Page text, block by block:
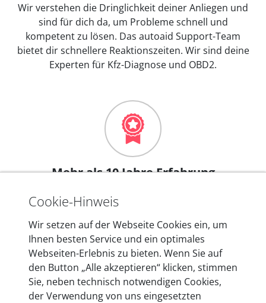
Wir verstehen die Dringlichkeit deiner Anliegen und
sind für dich da, um Probleme schnell und
kompetent zu lösen. Das autoaid Support-Team
bietet dir schnellere Reaktionszeiten. Wir sind deine
Experten für Kfz-Diagnose und OBD2.
Mehr als 10 Jahre Erfahrung
In den Kfz-Diagnosegeräten von autoaid stecken
mehr als 10 Jahre Erfahrung, und auch in Zukunft
entwickeln wir unsere Produkte am Standort in
Berlin laufend weiter. Auf diese Qualität vertrauen
heute mehr als 60.000 Privatkunden und
Unternehmen.
Cookie-Hinweis
Wir setzen auf der Webseite Cookies ein, um
Ihnen besten Service und ein optimales
Webseiten-Erlebnis zu bieten. Wenn Sie auf
den Button „Alle akzeptieren“ klicken, stimmen
Sie, neben technisch notwendigen Cookies,
der Verwendung von uns eingesetzten